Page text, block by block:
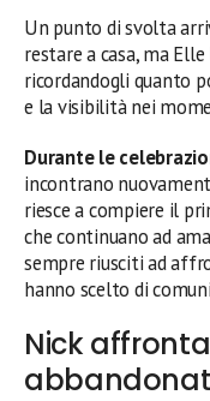
Un punto di svolta
restare a casa, ma
ricordandogli quanto
e la visibilità nei
Durante le
incontrano
riesce a compiere il
che continuano ad
sempre riusciti ad
hanno scelto di
Nick